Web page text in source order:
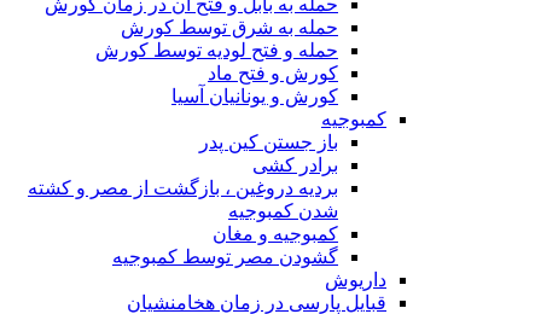
حمله به بابل و فتح آن در زمان کورش
حمله به شرق توسط کورش
حمله و فتح لودیه توسط کورش
کورش و فتح ماد
کورش و یونانیان آسیا
کمبوجیه
باز جستن کین پدر
برادر کشی
بردیه دروغین ، بازگشت از مصر و کشته
شدن کمبوجیه
کمبوجیه و مغان
گشودن مصر توسط کمبوجیه
داریوش
قبایل پارسی در زمان هخامنشیان